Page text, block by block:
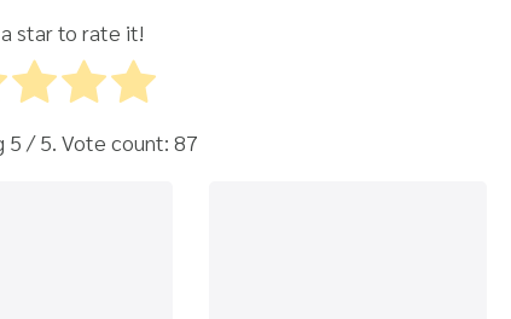
star to rate it!
5 / 5. Vote count: 87